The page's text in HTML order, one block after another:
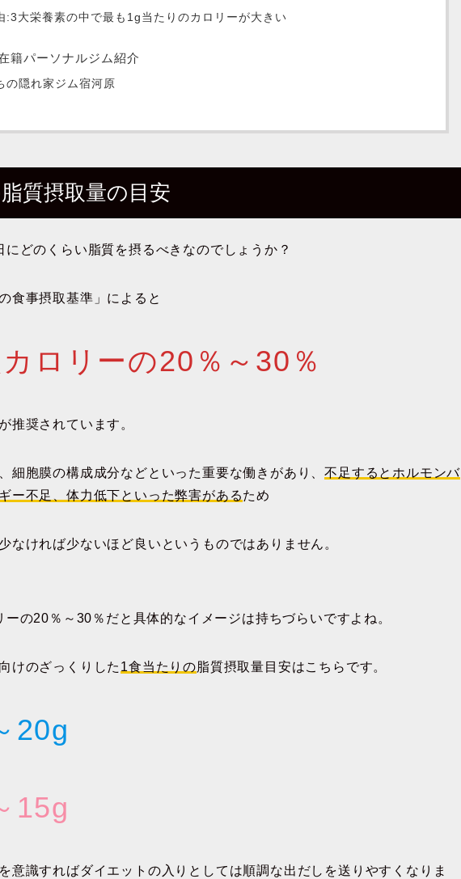
:3大栄養素の中で最も1g当たりのカロリーが大きい
籍パーソナルジム紹介
の隠れ家ジム宿河原
質摂取量の目安
どのくらい脂質を摂るべきなのでしょうか？
食事摂取基準」によると
ロリーの20％～30％
推奨されています。
細胞膜の構成成分などといった重要な働きがあり、不足するとホルモンバ
ー不足、体力低下といった弊害があるため
なければ少ないほど良いというものではありません。
の20％～30％だと具体的なイメージは持ちづらいですよね。
けのざっくりした 1食当たりの脂質摂取量目安はこちらです。
20g
15g
意識すればダイエットの入りとしては順調な出だしを送りやすくなりま